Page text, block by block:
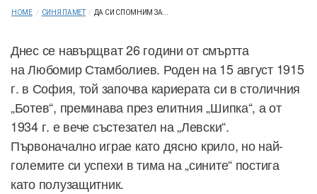
HOME / СИНЯ ПАМЕТ / ДА СИ СПОМНИМ ЗА...
Днес се навърщват 26 години от смъртта
на Любомир Стамболиев. Роден на 15 август 1915
г. в София, той започва кариерата си в столичния
„Ботев“, преминава през елитния „Шипка“, а от
1934 г. е вече състезател на „Левски“.
Първоначално играе като дясно крило, но най-
големите си успехи в тима на „сините“ постига
като полузащитник.